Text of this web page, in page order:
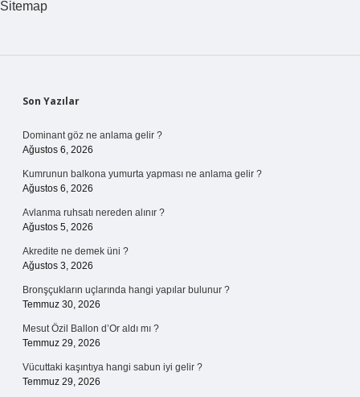
Sitemap
Sidebar
Son Yazılar
Dominant göz ne anlama gelir ?
Ağustos 6, 2026
Kumrunun balkona yumurta yapması ne anlama gelir ?
Ağustos 6, 2026
Avlanma ruhsatı nereden alınır ?
Ağustos 5, 2026
Akredite ne demek üni ?
Ağustos 3, 2026
Bronşçukların uçlarında hangi yapılar bulunur ?
Temmuz 30, 2026
Mesut Özil Ballon d’Or aldı mı ?
Temmuz 29, 2026
Vücuttaki kaşıntıya hangi sabun iyi gelir ?
Temmuz 29, 2026